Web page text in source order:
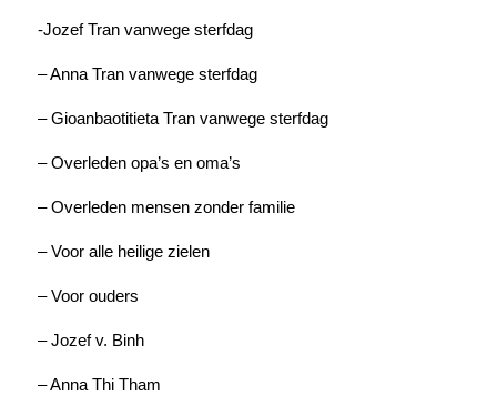
-Jozef Tran vanwege sterfdag
– Anna Tran vanwege sterfdag
– Gioanbaotitieta Tran vanwege sterfdag
– Overleden opa’s en oma’s
– Overleden mensen zonder familie
– Voor alle heilige zielen
– Voor ouders
– Jozef v. Binh
– Anna Thi Tham